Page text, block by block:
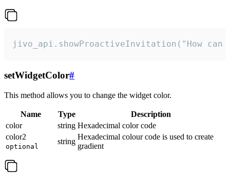
jivo_api.showProactiveInvitation("How
setWidgetColor#
This method allows you to change the widget color.
Name Type
Description
color
string Hexadecimal color code
color2
optional
string
Hexadecimal colour code is used to create
gradient